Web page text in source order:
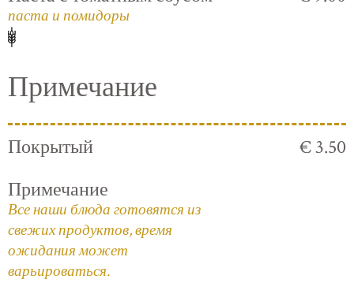
паста и помидоры
Примечание
Покрытый
€ 3.50
Примечание
Все наши блюда готовятся из
свежих продуктов, время
ожидания может
варьироваться.